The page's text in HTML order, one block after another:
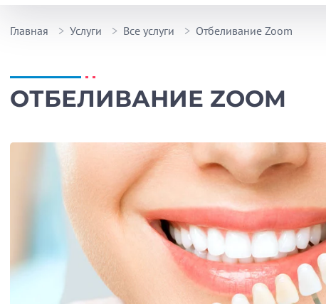
Главная Услуги Все услуги Отбеливание Zoom
ОТБЕЛИВАНИЕ ZOOM